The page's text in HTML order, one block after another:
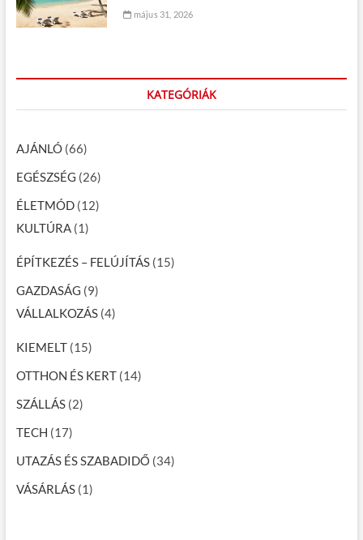
május 31, 2026
KATEGÓRIÁK
AJÁNLÓ(66)
EGÉSZSÉG (26)
ÉLETMÓD(12)
KULTÚRA(1)
ÉPÍTKEZÉS – FELÚJÍTÁS(15)
GAZDASÁG (9)
VÁLLALKOZÁS(4)
KIEMELT(15)
OTTHON ÉS KERT(14)
SZÁLLÁS(2)
TECH (17)
UTAZÁS ÉS SZABADIDŐ (34)
VÁSÁRLÁS(1)